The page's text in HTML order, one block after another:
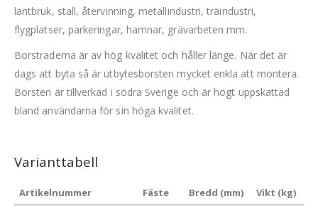
lantbruk, stall, återvinning, metallindustri, träindustri,
flygplatser, parkeringar, hamnar, grävarbeten mm.
Borstraderna är av hög kvalitet och håller länge. När det är
dags att byta så är utbytesborsten mycket enkla att montera.
Borsten är tillverkad i södra Sverige och är högt uppskattad
bland användarna för sin höga kvalitet.
Varianttabell
Artikelnummer Fäste Bredd (mm)
Vikt (kg)